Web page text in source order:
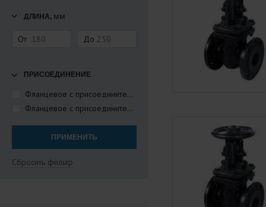
ДЛИНА, мм
От До
ПРИСОЕДИНЕНИЕ
Фланцевое с присоединительными размерами по ГОСТ 12815-80
Фланцевое с присоединительными размерами по ГОСТ 12817-80
Сбросить фильтр